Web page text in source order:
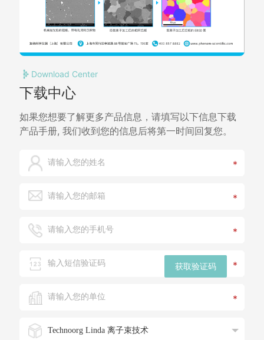
Download Center
下载中心
如果您想要了解更多产品信息，请填写以下信息下载
产品手册, 我们收到您的信息后将第一时间回复您。
*
*
*
*
获取验证码
*